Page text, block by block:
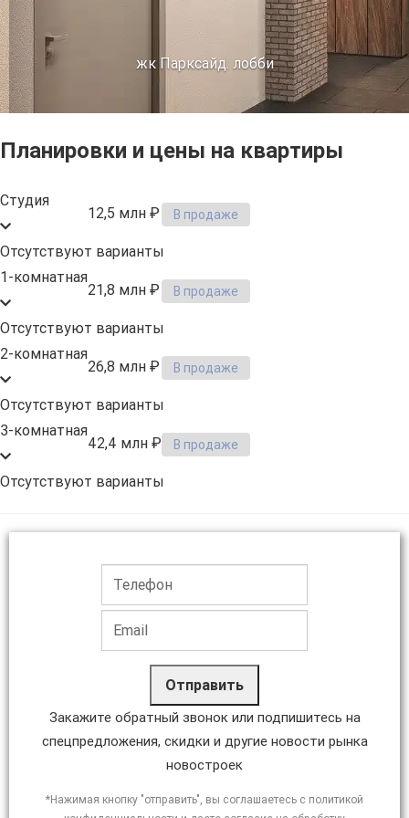
жк Парксайд. лобби
Планировки и цены на квартиры
Студия
12,5 млн ₽ В продаже
Отсутствуют варианты
1-комнатная
21,8 млн ₽ В продаже
Отсутствуют варианты
2-комнатная
26,8 млн ₽ В продаже
Отсутствуют варианты
3-комнатная
42,4 млн ₽ В продаже
Отсутствуют варианты
Отправить
Закажите обратный звонок или подпишитесь на
спецпредложения, скидки и другие новости рынка
новостроек
*Нажимая кнопку "отправить", вы соглашаетесь с политикой